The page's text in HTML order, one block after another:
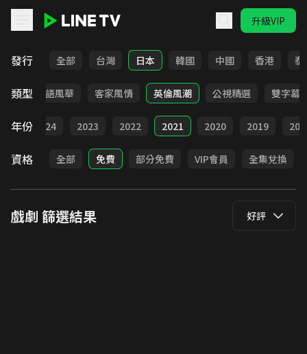
升級VIP
發行 全部 台灣 日本 韓國 中國 香港 泰
類型
俠 台語風華 客家風情 英倫風潮 公視精選 雙字幕
年份 2024 2023 2022 2021 2020 2019
資格 全部 免費 部分免費 VIP會員 全集兌換
戲劇 篩選結果 好評